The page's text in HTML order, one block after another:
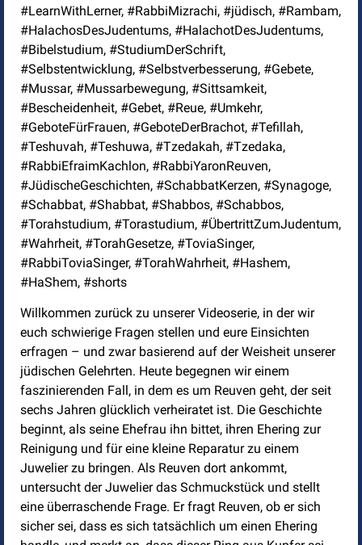
#LearnWithLerner, #RabbiMizrachi, #jüdisch, #Rambam,
#HalachosDesJudentums, #HalachotDesJudentums,
#Bibelstudium, #StudiumDerSchrift,
#Selbstentwicklung, #Selbstverbesserung, #Gebete,
#Mussar, #Mussarbewegung, #Sittsamkeit,
#Bescheidenheit, #Gebet, #Reue, #Umkehr,
#GeboteFürFrauen, #GeboteDerBrachot, #Tefillah,
#Teshuvah, #Teshuwa, #Tzedakah, #Tzedaka,
#RabbiEfraimKachlon, #RabbiYaronReuven,
#JüdischeGeschichten, #SchabbatKerzen, #Synagoge,
#Schabbat, #Shabbat, #Shabbos, #Schabbos,
#Torahstudium, #Torastudium, #ÜbertrittZumJudentum,
#Wahrheit, #TorahGesetze, #ToviaSinger,
#RabbiToviaSinger, #TorahWahrheit, #Hashem,
#HaShem, #shorts
Willkommen zurück zu unserer Videoserie, in der wir
euch schwierige Fragen stellen und eure Einsichten
erfragen – und zwar basierend auf der Weisheit unserer
jüdischen Gelehrten. Heute begegnen wir einem
faszinierenden Fall, in dem es um Reuven geht, der seit
sechs Jahren glücklich verheiratet ist. Die Geschichte
beginnt, als seine Ehefrau ihn bittet, ihren Ehering zur
Reinigung und für eine kleine Reparatur zu einem
Juwelier zu bringen. Als Reuven dort ankommt,
untersucht der Juwelier das Schmuckstück und stellt
eine überraschende Frage. Er fragt Reuven, ob er sich
sicher sei, dass es sich tatsächlich um einen Ehering